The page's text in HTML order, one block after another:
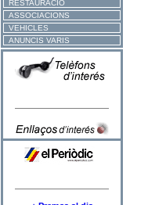
RESTAURACIÓ
ASSOCIACIONS
VEHICLES
ANUNCIS VARIS